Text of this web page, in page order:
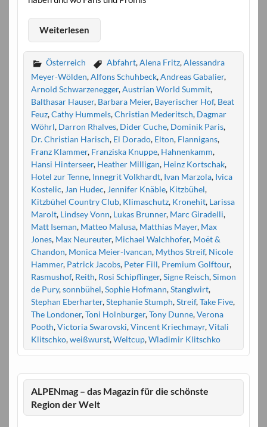
Weiterlesen
Österreich Abfahrt,Alena Fritz,Alessandra
Meyer-Wölden,Alfons Schuhbeck,Andreas Gabalier,
Arnold Schwarzenegger,Austrian World Summit,
Balthasar Hauser, Barbara Meier, Bayerischer Hof, Beat
Feuz,Cathy Hummels,Christian Mederitsch, Dagmar
Wöhrl, Darron Rhalves, Dider Cuche, Dominik Paris,
Dr. Christian Harisch, El Dorado, Elton, Flannigans,
Franz Klammer, Franziska Knuppe, Hahnenkamm,
Hansi Hinterseer, Heather Milligan, Heinz Kortschak,
Hotel zur Tenne, Innegrit Volkhardt, Ivan Marzola, Ivica
Kostelic, Jan Hudec, Jennifer Knäble, Kitzbühel,
Kitzbühel Country Club, Klimaschutz, Kronehit, Larissa
Marolt, Lindsey Vonn, Lukas Brunner, Marc Giradelli,
Matt Iseman, Matteo Malusa, Matthias Mayer, Max
Jones, Max Neureuter, Michael Walchhofer, Moët &
Chandon, Monica Meier-Ivancan, Mythos Streif, Nicole
Hammer, Patrick Jacobs, Peter Fill, Premium Golftour,
Rasmushof, Reith, Rosi Schipflinger,Signe Reisch,Simon
de Pury,sonnbühel,Sophie Hofmann,Stanglwirt,
Stephan Eberharter,Stephanie Stumph,Streif,Take Five,
The Londoner,Toni Holnburger,Tony Dunne,Verona
Pooth,Victoria Swarovski,Vincent Kriechmayr,Vitali
Klitschko,weißwurst,Weltcup,Wladimir Klitschko
ALPENmag – das Magazin für die schönste
Region der Welt